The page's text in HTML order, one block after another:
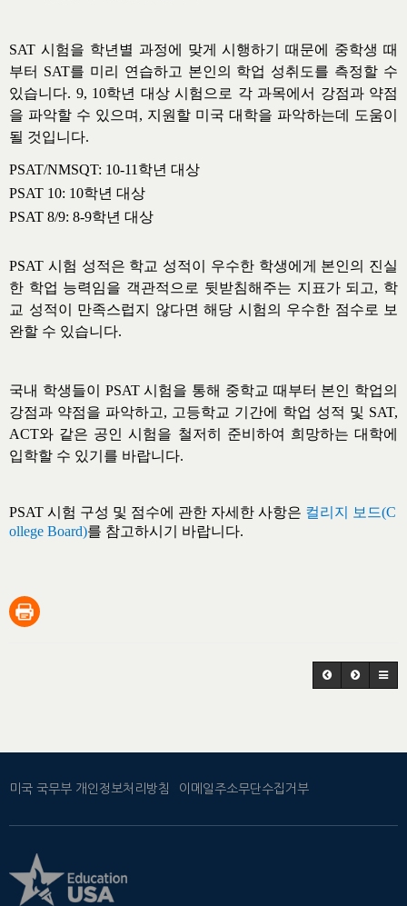
SAT 시험을 학년별 과정에 맞게 시행하기 때문에 중학생 때
부터 SAT를 미리 연습하고 본인의 학업 성취도를 측정할 수
있습니다. 9, 10학년 대상 시험으로 각 과목에서 강점과 약점
을 파악할 수 있 으며 , 지원할 미국 대학을 파악하는데 도움이
될 것입니다.
PSAT/NMSQT: 10-11 학년 대상
PSAT 10: 10학년 대상
PSAT 8/9: 8-9학년 대상
PSAT 시험 성적은 학교 성적이 우수한 학생에게 본인의 진실
한 학업 능력임을 객관적으로 뒷받침해주는 지표가 되고, 학
교 성적이 만족스럽지 않다면 해당 시험의 우수한 점수로 보
완할 수 있습니다.
국내 학생들이 PSAT시험을 통해 중학교 때부터 본인 학업의
강점과 약점을 파악하고, 고등학교 기간에 학업 성적 및 SAT,
ACT와 같은 공인 시험을 철저히 준비하여 희망하는 대학에
입학할 수 있기를 바랍니다.
PSAT 시험 구성 및 점수에 관한 자세한 사항은 컬리지
보드(C
ollege Board)를 참고하시기 바랍니다.
미국 국무부 개인정보처리방침 이메일주소무단수집거부